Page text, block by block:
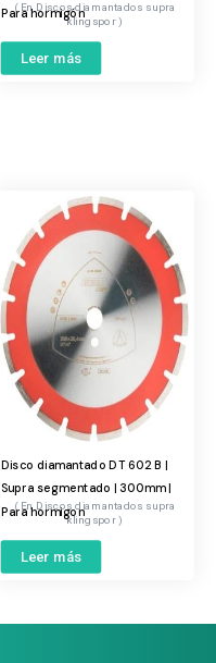
Para hormigón
Discos diamantados supra
klingspor
Leer más
Disco diamantado DT 602 B |
Supra segmentado | 300mm |
Para hormigon
Discos diamantados supra
klingspor
Leer más